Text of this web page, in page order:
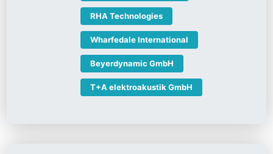
RHA Technologies
Wharfedale International
Beyerdynamic GmbH
T+A elektroakustik GmbH